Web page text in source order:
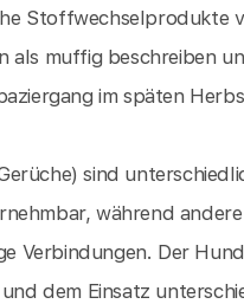
Stoffwechselprodukte
als muffig beschreiben
im späten
sind
während
Verbindungen. Der
dem Einsatz